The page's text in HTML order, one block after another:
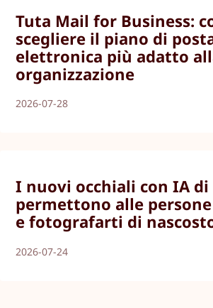
Tuta Mail for Business:
scegliere il piano di
elettronica più adatto
organizzazione
2026-07-28
I nuovi occhiali con IA di
permettono alle
e fotografarti di
2026-07-24